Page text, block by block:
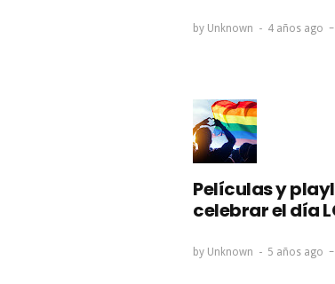
by Unknown 4 años ago
Películas y
celebrar el día
by Unknown 5 años ago